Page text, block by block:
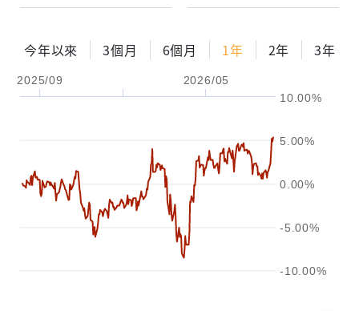
今年以來 3個月 6個月 1年 2年 3年
2025/09 2026/05
-10.00%
-5.00%
0.00%
5.00%
10.00%
0% 年化自由Pay率
3年
試算